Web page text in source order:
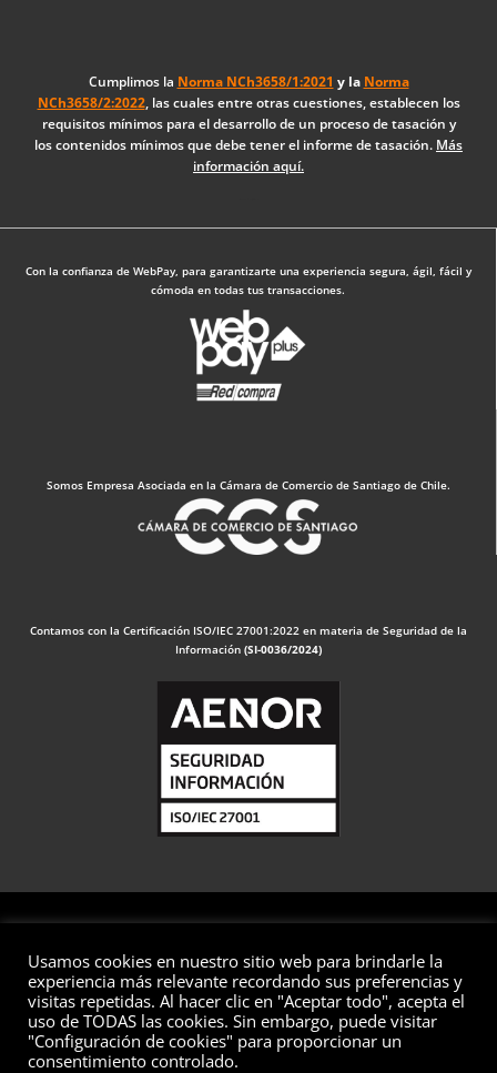
o
o
k
d
i
n
g
r
a
Cumplimos la Norma NCh3658/1:2021 y la Norma
NCh3658/2:2022, las cuales entre otras cuestiones, establecen los
requisitos mínimos para el desarrollo de un proceso de tasación y
los contenidos mínimos que debe tener el informe de tasación. Más
información aquí.
Con la confianza de WebPay, para garantizarte una experiencia segura, ágil, fácil y
cómoda en todas tus transacciones.
Somos Empresa Asociada en la Cámara de Comercio de Santiago de Chile.
Contamos con la Certificación ISO/IEC 27001:2022 en materia de Seguridad de la
Información (SI-0036/2024)
© 2026 Valuaciones
Todos los derechos reservados
Aviso LegalPolítica de PrivacidadPolítica de Cookies
Usamos cookies en nuestro sitio web para brindarle la
experiencia más relevante recordando sus preferencias y
visitas repetidas. Al hacer clic en "Aceptar todo", acepta el
uso de TODAS las cookies. Sin embargo, puede visitar
"Configuración de cookies" para proporcionar un
consentimiento controlado.